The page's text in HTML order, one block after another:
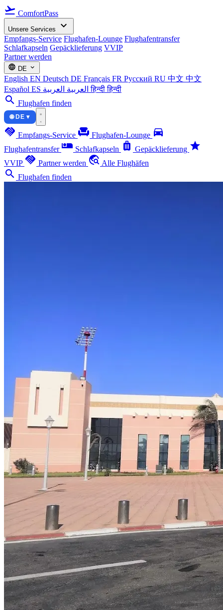
flight_takeoff ComfortPass
Unsere Services expand_more
Empfangs-Service Flughafen-Lounge Flughafentransfer
Schlafkapseln Gepäcklieferung VVIP
Partner werden
language DE expand_more
English EN Deutsch DE Français FR Русский RU 中文 中文
Español ES العربية العربية हिन्दीहिन्दी
search Flughafen finden
🌐 DE ▾
handshake Empfangs-Service chair Flughafen-Lounge directions_car
Flughafentransfer airline_seat_individual_suite Schlafkapseln luggage Gepäcklieferung star
VVIP handshake Partner werden travel_explore Alle Flughäfen
search Flughafen finden